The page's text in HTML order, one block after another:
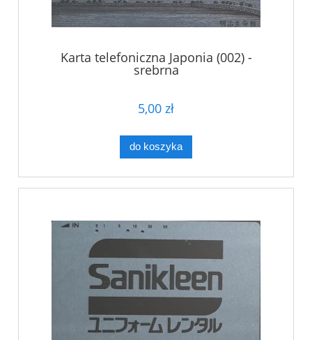
Karta telefoniczna Japonia (002) -
srebrna
5,00 zł
do koszyka